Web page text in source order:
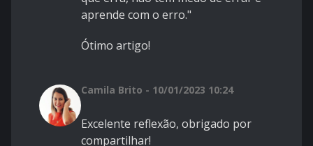
aprende com o erro."
Ótimo artigo!
Camila Brito - 10/01/2023 10:24
Excelente reflexão, obrigado por
compartilhar!